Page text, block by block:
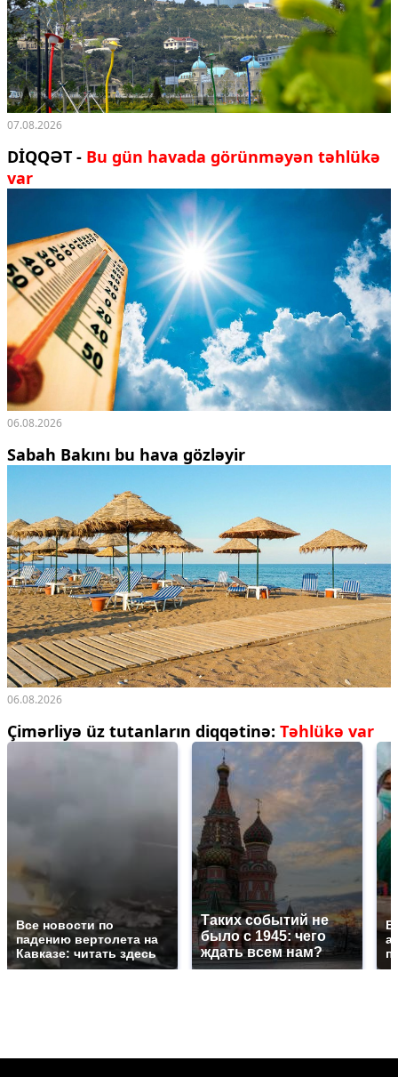
07.08.2026
DİQQƏT - Bu gün havada görünməyən təhlükə
var
06.08.2026
Sabah Bakını bu hava gözləyir
06.08.2026
Çimərliyə üz tutanların diqqətinə: Təhlükə var
Все новости по
падению вертолета на
Кавказе: читать здесь
Таких событий не
было с 1945: чего
ждать всем нам?
В